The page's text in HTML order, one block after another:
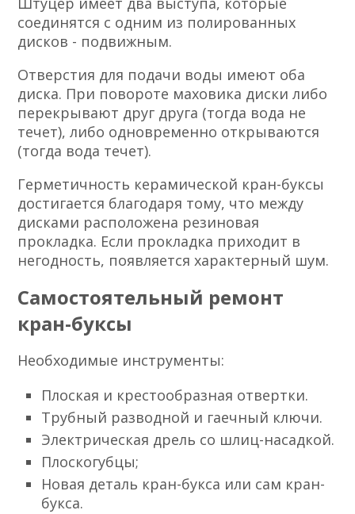
соединятся с одним из полированных
дисков - подвижным.
Отверстия для подачи воды имеют оба
диска. При повороте маховика диски либо
перекрывают друг друга (тогда вода не
течет), либо одновременно открываются
(тогда вода течет).
Герметичность керамической кран-буксы
достигается благодаря тому, что между
дисками расположена резиновая
прокладка. Если прокладка приходит в
негодность, появляется характерный шум.
Самостоятельный ремонт
кран-буксы
Необходимые инструменты:
Плоская и крестообразная отвертки.
Трубный разводной и гаечный ключи.
Электрическая дрель со шлиц-насадкой.
Плоскогубцы;
Новая деталь кран-букса или сам кран-
букса.